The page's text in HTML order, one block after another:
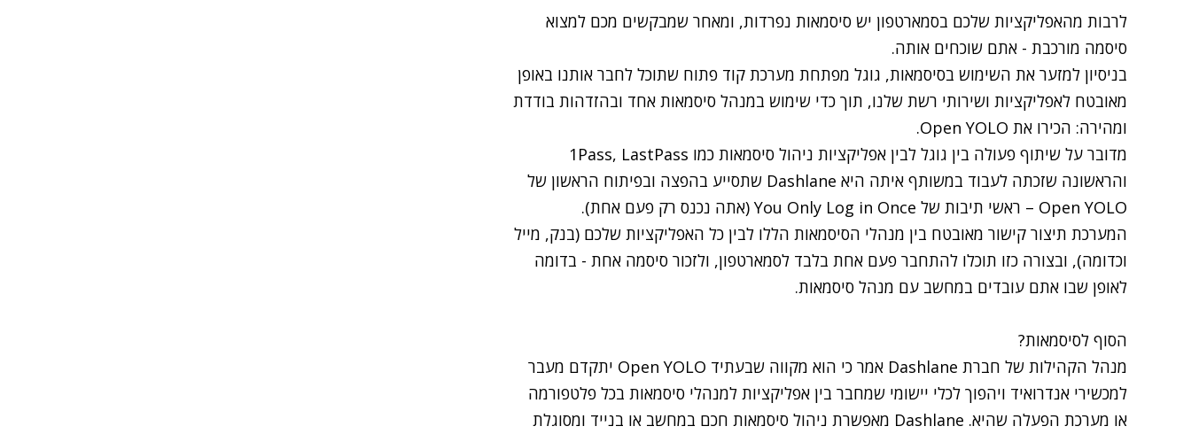
לרבות מהאפליקציות שלכם בסמארטפון יש סיסמאות נפרדות, ומאחר שמבקשים מכם למצוא
סיסמה מורכבת - אתם שוכחים אותה.
בניסיון למזער את השימוש בסיסמאות, גוגל מפתחת מערכת קוד פתוח שתוכל לחבר אותנו באופן
מאובטח לאפליקציות ושירותי רשת שלנו, תוך כדי שימוש במנהל סיסמאות אחד ובהזדהות בודדת
ומהירה: הכירו את Open YOLO.
מדובר על שיתוף פעולה בין גוגל לבין אפליקציות ניהול סיסמאות כמו 1Pass, LastPass
והראשונה שזכתה לעבוד במשותף איתה היא Dashlane שתסייע בהפצה ובפיתוח הראשון של
Open YOLO – ראשי תיבות של You Only Log in Once (אתה נכנס רק פעם אחת).
המערכת תיצור קישור מאובטח בין מנהלי הסיסמאות הללו לבין כל האפליקציות שלכם (בנק, מייל
וכדומה), ובצורה כזו תוכלו להתחבר פעם אחת בלבד לסמארטפון, ולזכור סיסמה אחת - בדומה
לאופן שבו אתם עובדים במחשב עם מנהל סיסמאות.
הסוף לסיסמאות?
מנהל הקהילות של חברת Dashlane אמר כי הוא מקווה שבעתיד Open YOLO יתקדם מעבר
למכשירי אנדרואיד ויהפוך לכלי יישומי שמחבר בין אפליקציות למנהלי סיסמאות בכל פלטפורמה
או מערכת הפעלה שהיא. Dashlane מאפשרת ניהול סיסמאות חכם במחשב או בנייד ומסוגלת